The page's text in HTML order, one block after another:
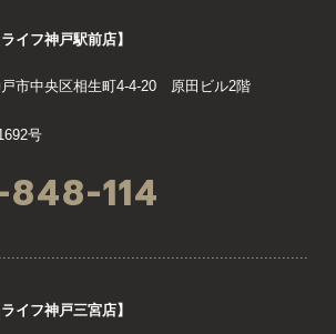
イフ神戸駅前店】
市中央区相生町4-4-20 原田ビル2階
号
114
イフ神戸三宮店】